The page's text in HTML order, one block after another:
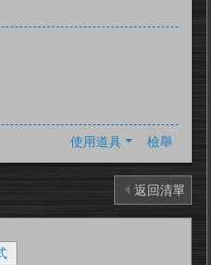
使用道具 檢舉
返回清單